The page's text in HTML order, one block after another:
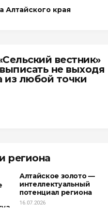
Алтайского края
вестник»
не выходя
из любой точки
региона
Алтайское золото —
интеллектуальный
потенциал региона
16.07.2026